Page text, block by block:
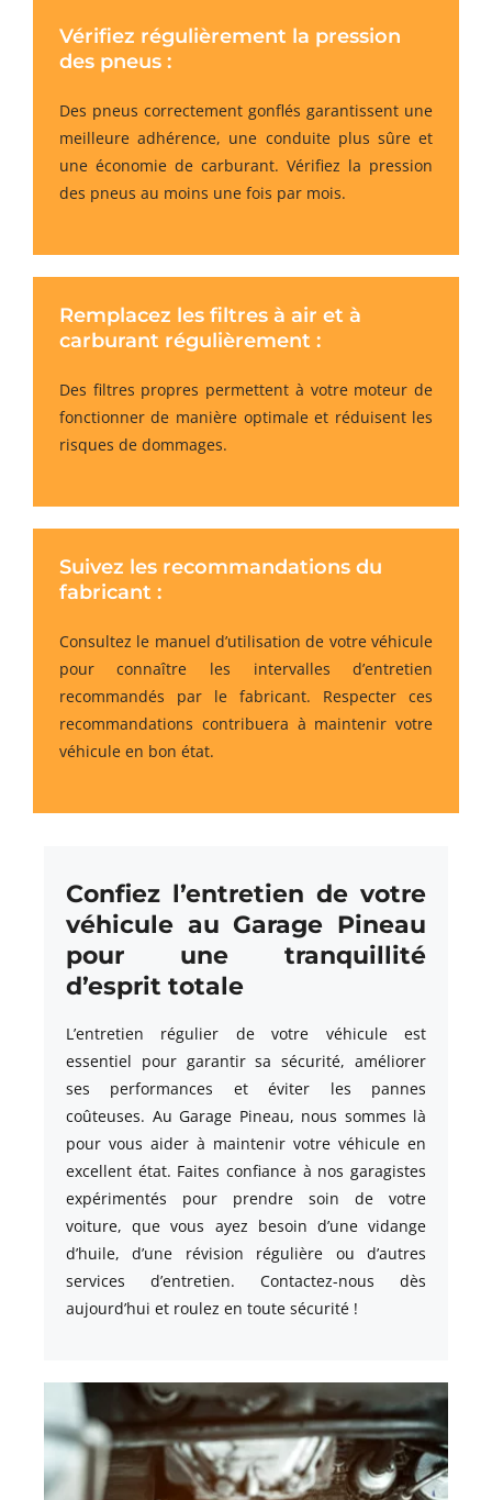
Vérifiez régulièrement la pression
des pneus :
Des pneus correctement gonflés garantissent une
meilleure adhérence, une conduite plus sûre et
une économie de carburant. Vérifiez la pression
des pneus au moins une fois par mois.
Remplacez les filtres à air et à
carburant régulièrement :
Des filtres propres permettent à votre moteur de
fonctionner de manière optimale et réduisent les
risques de dommages.
Suivez les recommandations du
fabricant :
Consultez le manuel d’utilisation de votre véhicule
pour connaître les intervalles d’entretien
recommandés par le fabricant. Respecter ces
recommandations contribuera à maintenir votre
véhicule en bon état.
Confiez l’entretien de votre
véhicule au Garage Pineau
pour une tranquillité
d’esprit totale
L’entretien régulier de votre véhicule est
essentiel pour garantir sa sécurité, améliorer
ses performances et éviter les pannes
coûteuses. Au Garage Pineau, nous sommes là
pour vous aider à maintenir votre véhicule en
excellent état. Faites confiance à nos garagistes
expérimentés pour prendre soin de votre
voiture, que vous ayez besoin d’une vidange
d’huile, d’une révision régulière ou d’autres
services d’entretien. Contactez-nous dès
aujourd’hui et roulez en toute sécurité !